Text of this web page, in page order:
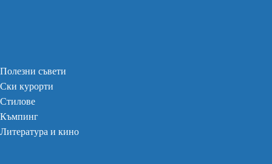
Полезни съвети
Ски курорти
Стилове
Къмпинг
Литература и кино